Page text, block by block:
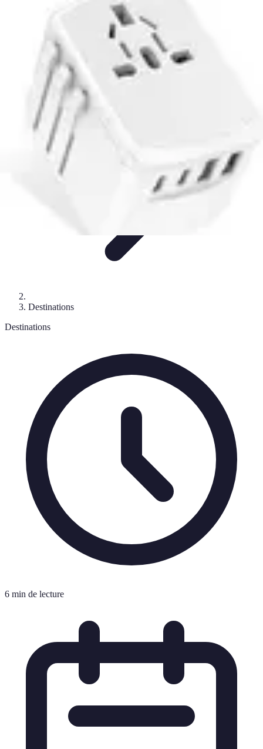
Planification de Voyage
Voyages Écoresponsables Inspirations de Voyage
Voyages Uniques
Destinations
Destinations
6 min de lecture